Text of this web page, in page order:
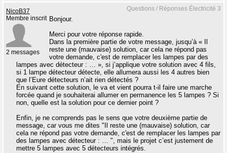
Questions / Réponses Électricité 3
NicoB37
Membre inscrit
2 messages
Bonjour.
Merci pour votre réponse rapide.
Dans la première partie de votre message, jusqu’à « Il
reste une (mauvaise) solution, car cela ne répond pas
votre demande, c'est de remplacer les lampes par des
lampes avec détecteur : … », si j’applique votre solution avec 4 fils,
si 1 lampe détecteur détecte, elle allumera aussi les 4 autres bien
que l’Eure détecteurs n’ait rien détectés ?
En suivant cette solution, le va et vient pourra t-il faire une marche
forcée quand je souhaiterai allumer en permanence les 5 lampes ? Si
non, quelle est la solution pour ce dernier point ?
Enfin, je ne comprends pas le sens que votre deuxième partie de
message, car vous me dites "Il reste une (mauvaise) solution, car
cela ne répond pas votre demande, c'est de remplacer les lampes par
des lampes avec détecteur : … ", mais le projet c’est justement de
mettre 5 lampes avec 5 détecteurs intégrés.